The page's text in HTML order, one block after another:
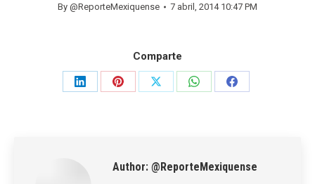
By @ReporteMexiquense 7 abril, 2014 10:47 PM
Comparte
Share
Share
Share
Share
Share
Author: @ReporteMexiquense